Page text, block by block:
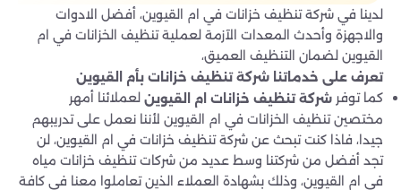
لدينا في شركة تنظيف خزانات في ام القيوين، أفضل الادوات
والاجهزة وأحدث المعدات الآزمة لعملية تنظيف الخزانات في ام
القيوين لضمان التنظيف العميق،
تعرف على خدماتنا شركة تنظيف خزانات بأم القيوين
كما توفر شركة تنظيف خزانات ام القيوين لعملائنا أمهر
مختصين تنظيف الخزانات في ام القيوين لأننا نعمل على تدريبهم
جيدا، فاذا كنت تبحث عن شركة تنظيف خزانات في ام القيوين، لن
تجد أفضل من شركتنا وسط عديد من شركات تنظيف خزانات مياه
في ام القيوين، وذلك بشهادة العملاء الذين تعاملوا معنا في كافة